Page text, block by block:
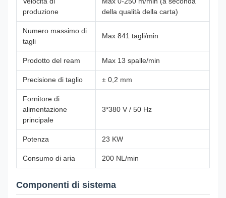
produzione
della qualità della carta)
Numero massimo di
tagli
Max 841 tagli/min
Prodotto del ream Max 13 spalle/min
Precisione di taglio ± 0,2 mm
Fornitore di
alimentazione
principale
3*380 V / 50 Hz
Potenza 23 KW
Consumo di aria 200 NL/min
Componenti di sistema